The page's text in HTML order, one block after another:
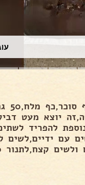
10 דקות בוו לישה,זה
להפריד